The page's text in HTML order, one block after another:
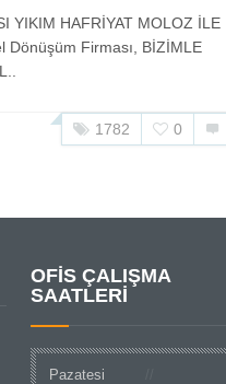
YIKIM HAFRİYAT MOLOZ İLE
Dönüşüm Firması, BİZİMLE
1782 0
OFİS ÇALIŞMA
SAATLERİ
Pazatesi